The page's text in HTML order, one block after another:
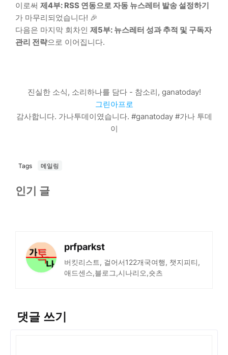
이로써 제4부: RSS 연동으로 자동 뉴스레터 발송 설정하기
가 마무리되었습니다! 🎉
다음은 마지막 회차인 제5부: 뉴스레터 성과 추적 및 구독자
관리 전략으로 이어집니다.
진실한 소식, 소리하나를 담다 - 참소리, ganatoday!
그린아프로
감사합니다. 가나투데이였습니다. #ganatoday #가나 투데
이
Tags 메일링
인기 글
prfparkst
버킷리스트, 걸어서122개국여행, 챗지피티,
애드센스,블로그,시나리오,숏츠
댓글 쓰기